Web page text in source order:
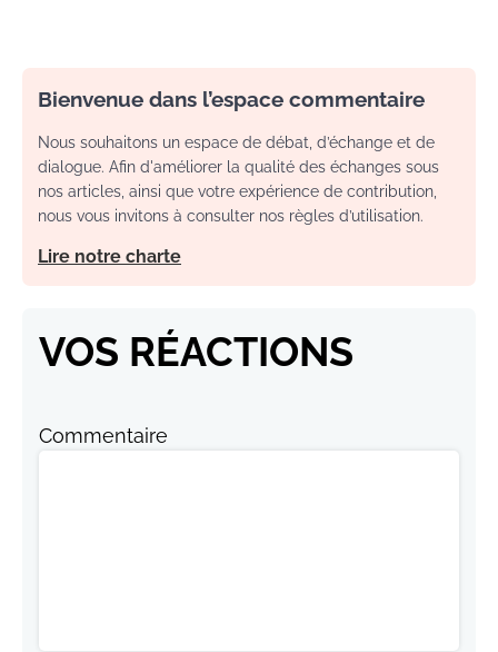
Bienvenue dans l’espace commentaire
Nous souhaitons un espace de débat, d’échange et de
dialogue. Afin d'améliorer la qualité des échanges sous
nos articles, ainsi que votre expérience de contribution,
nous vous invitons à consulter nos règles d’utilisation.
Lire notre charte
VOS RÉACTIONS
Commentaire